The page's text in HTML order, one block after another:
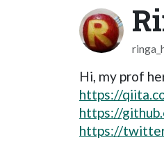
Hi, my prof
https://
https://
https://